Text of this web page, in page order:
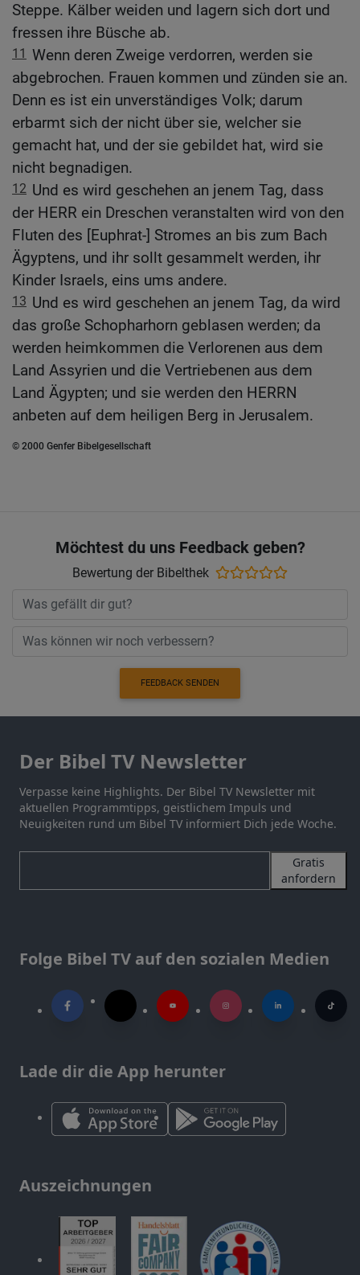
Steppe. Kälber weiden und lagern sich dort und
fressen ihre Büsche ab.
11 Wenn deren Zweige verdorren, werden sie
abgebrochen. Frauen kommen und zünden sie an.
Denn es ist ein unverständiges Volk; darum
erbarmt sich der nicht über sie, welcher sie
gemacht hat, und der sie gebildet hat, wird sie
nicht begnadigen.
12 Und es wird geschehen an jenem Tag, dass
der HERR ein Dreschen veranstalten wird von den
Fluten des [Euphrat-] Stromes an bis zum Bach
Ägyptens, und ihr sollt gesammelt werden, ihr
Kinder Israels, eins ums andere.
13 Und es wird geschehen an jenem Tag, da wird
das große Schopharhorn geblasen werden; da
werden heimkommen die Verlorenen aus dem
Land Assyrien und die Vertriebenen aus dem
Land Ägypten; und sie werden den HERRN
anbeten auf dem heiligen Berg in Jerusalem.
© 2000 Genfer Bibelgesellschaft
Möchtest du uns Feedback geben?
Bewertung der Bibelthek
FEEDBACK SENDEN
Der Bibel TV Newsletter
Verpasse keine Highlights. Der Bibel TV Newsletter mit
aktuellen Programmtipps, geistlichem Impuls und
Neuigkeiten rund um Bibel TV informiert Dich jede Woche.
Gratis
anfordern
Folge Bibel TV auf den sozialen Medien
Lade dir die App herunter
Auszeichnungen